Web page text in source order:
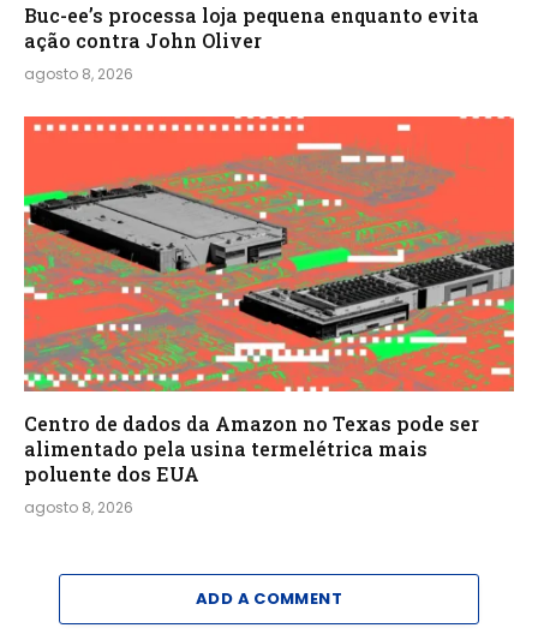
Buc-ee’s processa loja pequena enquanto evita
ação contra John Oliver
agosto 8, 2026
Centro de dados da Amazon no Texas pode ser
alimentado pela usina termelétrica mais
poluente dos EUA
agosto 8, 2026
ADD A COMMENT